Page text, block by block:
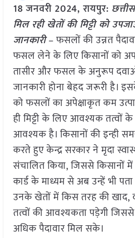
18 जनवरी 2024, रायपुर:
मिल रही खेतों की मिट्टी को
जानकारी– फसलों की उन्नत
फसल लेने के लिए किसानों को
तासीर और फसल के अनुरूप
जानकारी होना बेहद जरूरी है।
को फसलों का अपेक्षाकृत कम
ही मिट्टी के लिए आवश्यक तत्वों
आवश्यक है। किसानों की इन्ही
करते हुए केन्द्र सरकार ने मृदा
संचालित किया, जिससे किसानों
कार्ड के माध्यम से अब उन्हें भी
उनके खेतों में किस तरह की
तत्वों की आवश्यकता पड़ेगी
अधिक पैदावार मिल सके।